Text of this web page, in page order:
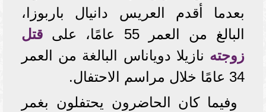
بعدما أقدم العريس دانيال باربوزا،
البالغ من العمر 55 عامًا، على
قتل
زوجته نازيلا دوياناس البالغة من العمر
34 عامًا خلال مراسم الاحتفال.
وفيما كان الحاضرون يحتفلون بغمر